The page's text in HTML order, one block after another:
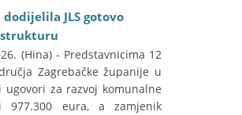
JLS gotovo
(Hina) - Predstavnicima 12
Zagrebačke županije u
za razvoj komunalne
977.300 eura, a zamjenik